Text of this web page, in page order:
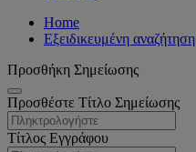
Home
Εξειδικευμένη αναζήτηση
Προσθήκη Σημείωσης
Προσθέστε Τίτλο Σημείωσης
Τίτλος Εγγράφου